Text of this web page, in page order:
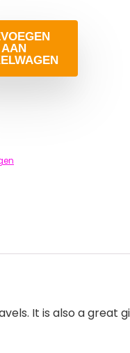
AAN
It is also a great